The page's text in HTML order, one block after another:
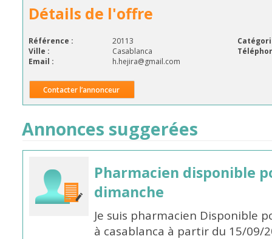
Détails de l'offre
Référence : 20113
Ville :
Casablanca
Email :
h.hejira@gmail.com
Contacter l’annonceur
Annonces suggerées
Pharmacien disponible
dimanche
Je suis pharmacien Disponible
à casablanca à partir du 15/09/